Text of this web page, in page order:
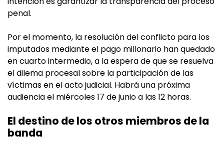
penal.
Por el momento, la resolución del conflicto para los
imputados mediante el pago millonario han quedado
en cuarto intermedio, a la espera de que se resuelva
el dilema procesal sobre la participación de las
víctimas en el acto judicial. Habrá una próxima
audiencia el miércoles 17 de junio a las 12 horas.
El destino de los otros miembros de la
banda